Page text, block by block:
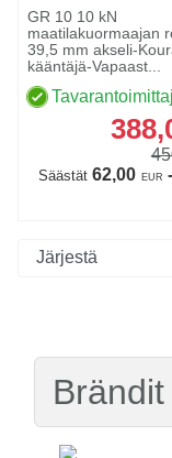
GR 10 10 kN
maatilakuormaajan
39,5 mm akseli-
kääntäjä-Vapaast...
Säästät62,00 EUR
Brändit